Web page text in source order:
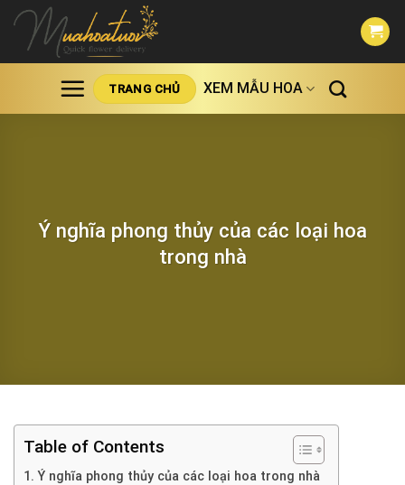
Skip
content
TRANG CHỦ XEM MẪU HOA
Ý nghĩa phong thủy của các loại hoa
trong nhà
Table of Contents
Ý nghĩa phong thủy của các loại hoa trong nhà